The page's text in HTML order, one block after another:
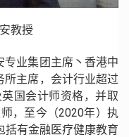
教授
专业集团主席丶香港中
主席，会计行业超过
国会计师资格，并取
，至今（2020年）执
括有金融医疗健康教育